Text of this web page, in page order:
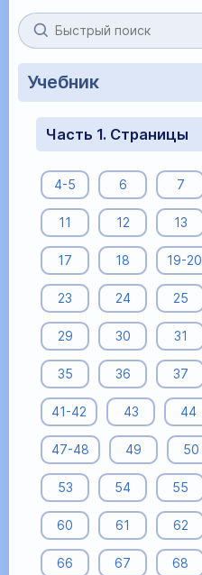
Учебник
Часть 1. Страницы
4-5 6 7
11 12 13
17 18 19-20
23 24 25
29 30 31
35 36 37
41-42 43 44
47-48 49 50
53 54 55
60 61 62
66 67 68